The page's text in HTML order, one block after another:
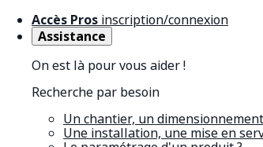
Accès Pros inscription/connexion
Assistance
On est là pour vous aider !
Recherche par besoin
Un chantier, un
Une installation, une mise en